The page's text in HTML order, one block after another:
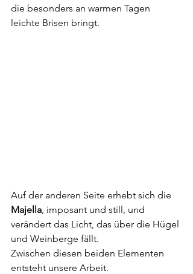
die besonders an warmen Tagen
leichte Brisen bringt.
Auf der anderen Seite erhebt sich die
Majella , imposant und still, und
verändert das Licht, das über die Hügel
und Weinberge fällt.
Zwischen diesen beiden Elementen
entsteht unsere Arbeit.